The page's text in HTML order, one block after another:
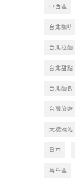
中西區
台北咖啡
台北拉麵
台北甜點
台北麵食
台灣旅遊
大橋頭站
日本
萬華區